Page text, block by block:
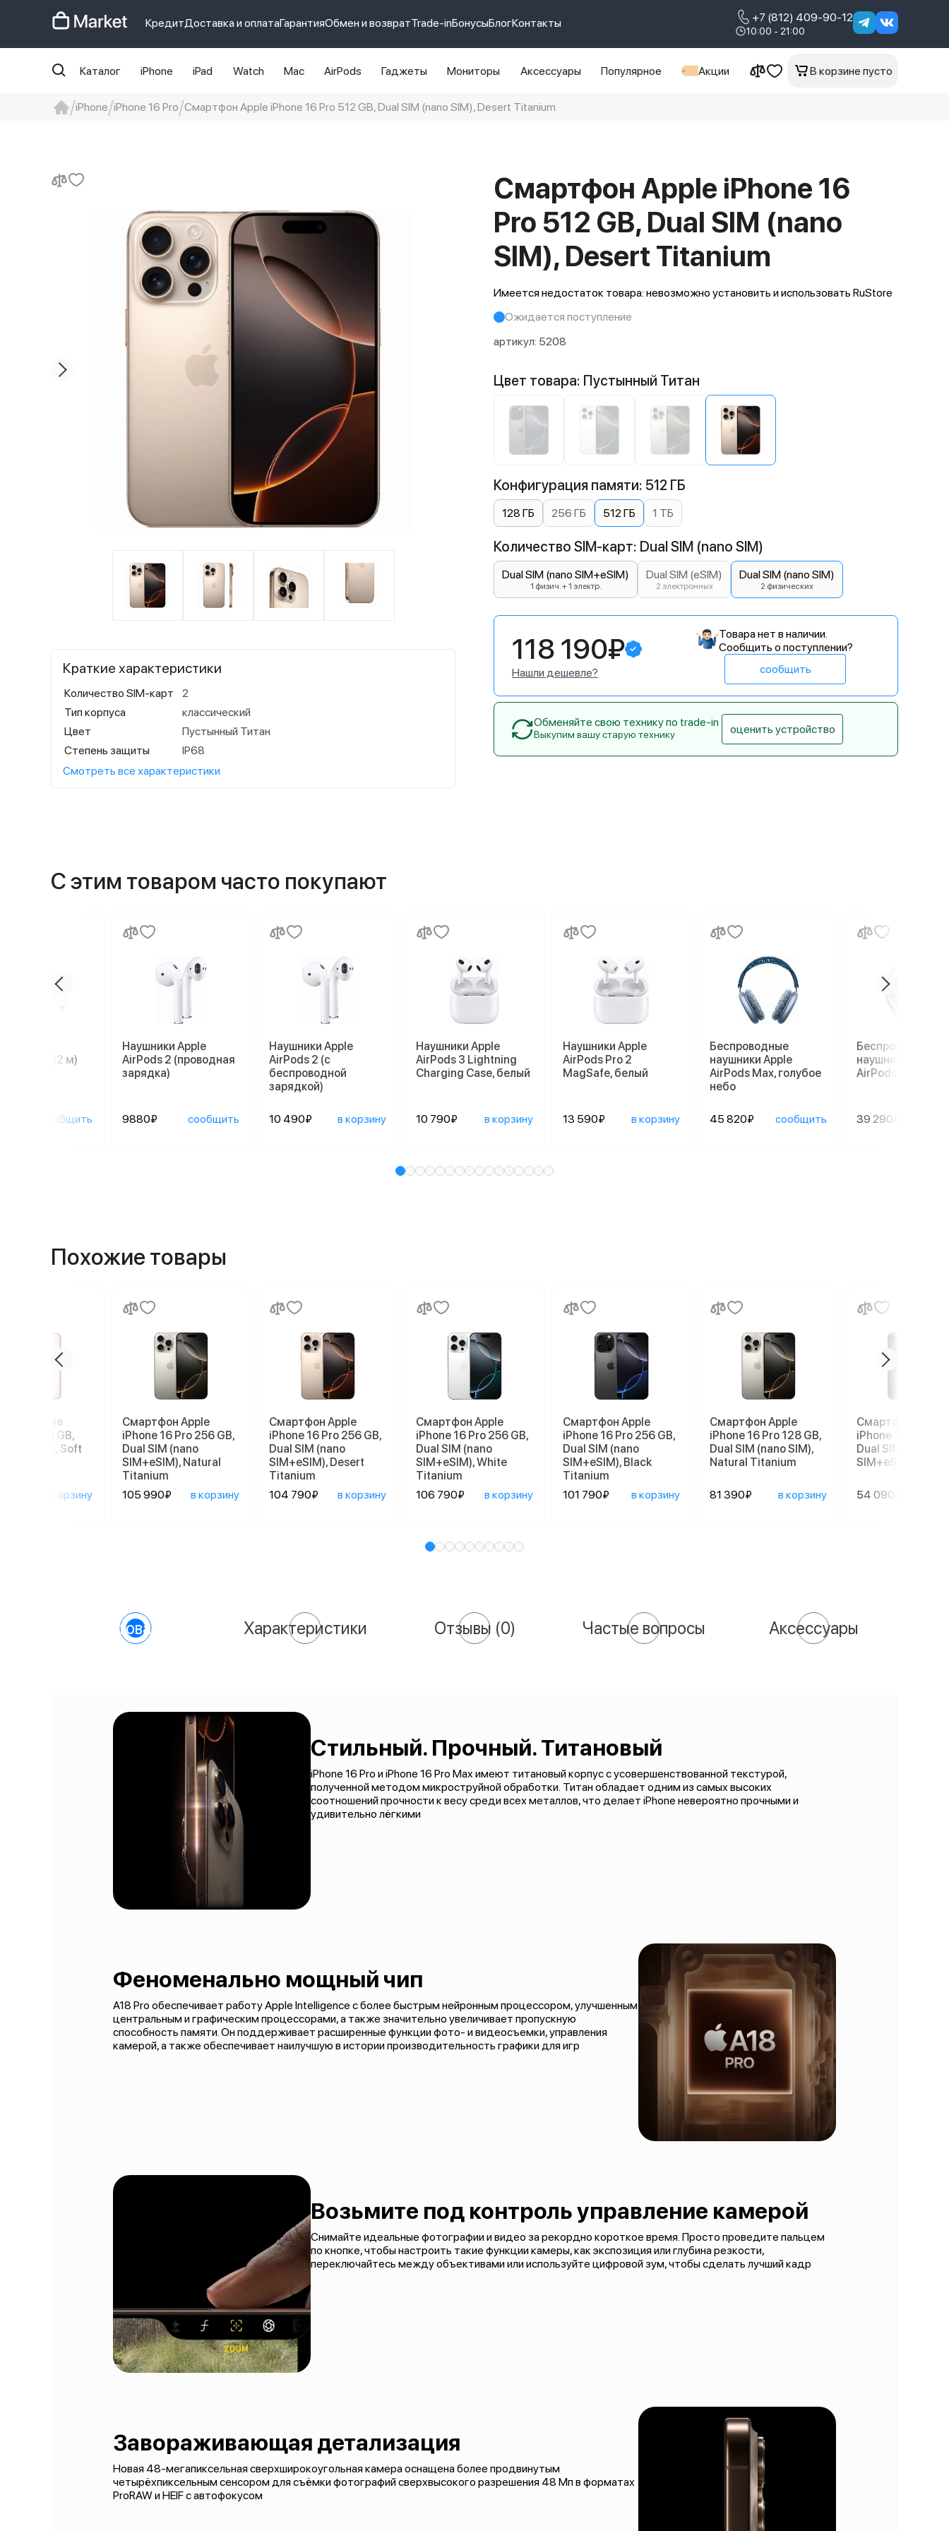
КредитДоставка и оплатаГарантияОбмен и возвратTrade-inБонусыБлогКонтакты +7 (812) 409-90-12
10:00 - 21:00
Каталог iPhone iPad Watch Mac AirPods Гаджеты Мониторы Аксессуары Популярное Акции В корзине пусто
iPhone iPhone 16 Pro Смартфон Apple iPhone 16 Pro 512 GB, Dual SIM (nano SIM), Desert Titanium
Смартфон Apple iPhone 16
Pro 512 GB, Dual SIM (nano
SIM), Desert Titanium
Имеется недостаток товара: невозможно установить и использовать RuStore
Ожидается поступление
артикул: 5208
Краткие характеристики
Количество SIM-карт
2
Тип корпуса
классический
Цвет
Пустынный Титан
Степень защиты
IP68
Смотреть все характеристики
Цвет товара: Пустынный Титан
Конфигурация памяти: 512 ГБ
128 ГБ 256 ГБ 512 ГБ 1 ТБ
Количество SIM-карт: Dual SIM (nano SIM)
Dual SIM (nano SIM+eSIM)
1 физич. + 1 электр.
Dual SIM (eSIM)
2 электронных
Dual SIM (nano SIM)
2 физических
118 190₽
Нашли дешевле?
Товара нет в наличии.
Сообщить о поступлении?
сообщить
Обменяйте свою технику по trade-in
Выкупим вашу старую технику оценить устройство
С этим товаром часто покупают
USB (2 м)
сообщить
Наушники Apple
AirPods 2 (проводная
зарядка)
9880₽ сообщить
Наушники Apple
AirPods 2 (с
беспроводной
зарядкой)
10 490₽ в корзину
Наушники Apple
AirPods 3 Lightning
Charging Case, белый
10 790₽ в корзину
Наушники Apple
AirPods Pro 2
MagSafe, белый
13 590₽ в корзину
Беспроводные
наушники Apple
AirPods Max, голубое
небо
45 820₽ сообщить
Беспроводные
наушники Apple
AirPods Max,
39 290₽
Похожие товары
Apple
17e 256 GB,
(eSIM), Soft
в корзину
Смартфон Apple
iPhone 16 Pro 256 GB,
Dual SIM (nano
SIM+eSIM), Natural
Titanium
105 990₽
в корзину
Смартфон Apple
iPhone 16 Pro 256 GB,
Dual SIM (nano
SIM+eSIM), Desert
Titanium
104 790₽
в корзину
Смартфон Apple
iPhone 16 Pro 256 GB,
Dual SIM (nano
SIM+eSIM), White
Titanium
106 790₽
в корзину
Смартфон Apple
iPhone 16 Pro 256 GB,
Dual SIM (nano
SIM+eSIM), Black
Titanium
101 790₽
в корзину
Смартфон Apple
iPhone 16 Pro 128 GB,
Dual SIM (nano SIM),
Natural Titanium
81 390₽ в корзину
Смартфон Apple
iPhone 17e 256
Dual SIM (nano
SIM+eSIM), Black
54 090₽
О товаре Характеристики Отзывы (0) Частые вопросы Аксессуары
Стильный. Прочный. Титановый
iPhone 16 Pro и iPhone 16 Pro Max имеют титановый корпус с усовершенствованной текстурой,
полученной методом микроструйной обработки. Титан обладает одним из самых высоких
соотношений прочности к весу среди всех металлов, что делает iPhone невероятно прочными и
удивительно лёгкими
Феноменально мощный чип
A18 Pro обеспечивает работу Apple Intelligence с более быстрым нейронным процессором, улучшенным
центральным и графическим процессорами, а также значительно увеличивает пропускную
способность памяти. Он поддерживает расширенные функции фото- и видеосъемки, управления
камерой, а также обеспечивает наилучшую в истории производительность графики для игр
Возьмите под контроль управление камерой
Снимайте идеальные фотографии и видео за рекордно короткое время. Просто проведите пальцем
по кнопке, чтобы настроить такие функции камеры, как экспозиция или глубина резкости,
переключайтесь между объективами или используйте цифровой зум, чтобы сделать лучший кадр
Завораживающая детализация
Новая 48-мегапиксельная сверхширокоугольная камера оснащена более продвинутым
четырёхпиксельным сенсором для съёмки фотографий сверхвысокого разрешения 48 Мп в форматах
ProRAW и HEIF с автофокусом